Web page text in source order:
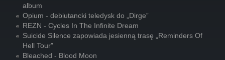
album
Opium - debiutancki teledysk do „Dirge”
REZN - Cycles In The Infinite Dream
Suicide Silence zapowiada jesienną trasę „Reminders Of
Hell Tour”
Bleached - Blood Moon